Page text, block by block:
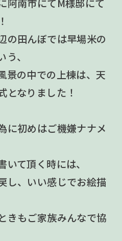
阿南市にてM様邸にて
の田んぼでは早場米の
、
景の中での上棟は、天
となりました！
に初めはご機嫌ナナメ
て頂く時には、
し、いい感じでお絵描
きもご家族みんなで協